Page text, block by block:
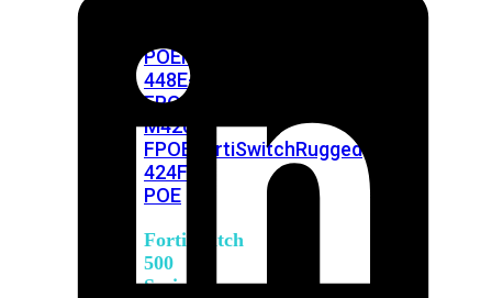
POEFortiSwitch
448E-
FPOE
M426E-
FPOE
FortiSwitchRugged
424F-
POE
FortiSwitch
500
Series